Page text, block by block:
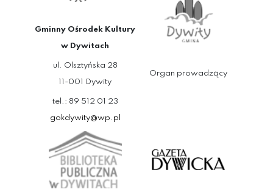
Gminny Ośrodek Kultury
w Dywitach
ul. Olsztyńska 28
11-001 Dywity
tel.: 89 512 01 23
gokdywity@wp.pl
Organ prowadzący